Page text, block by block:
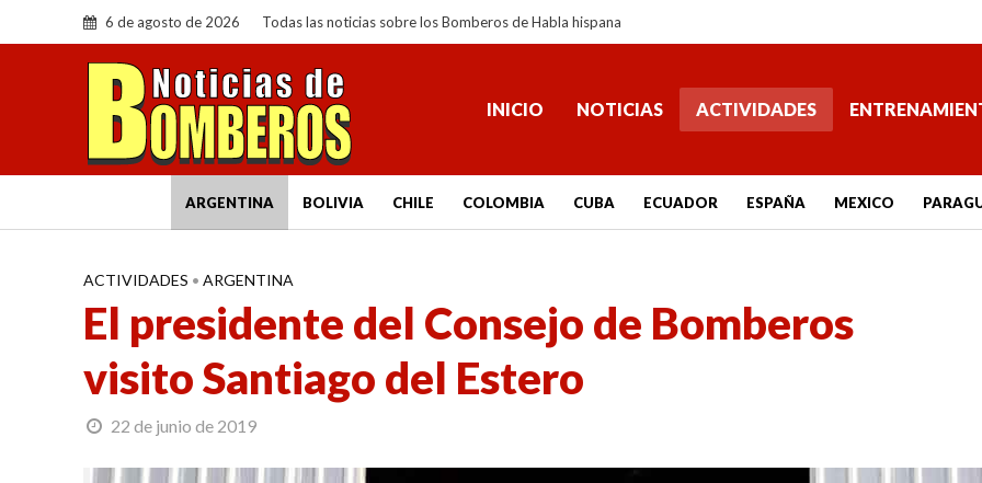
6 de agosto de 2026 Todas las noticias sobre los Bomberos de Habla hispana
INICIO NOTICIAS ACTIVIDADES
ARGENTINA BOLIVIA CHILE COLOMBIA CUBA ECUADOR ESPAÑA MEXICO
ACTIVIDADES • ARGENTINA
El presidente del Consejo de Bomberos
visito Santiago del Estero
22 de junio de 2019